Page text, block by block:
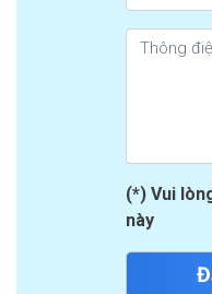
(*) Vui
này